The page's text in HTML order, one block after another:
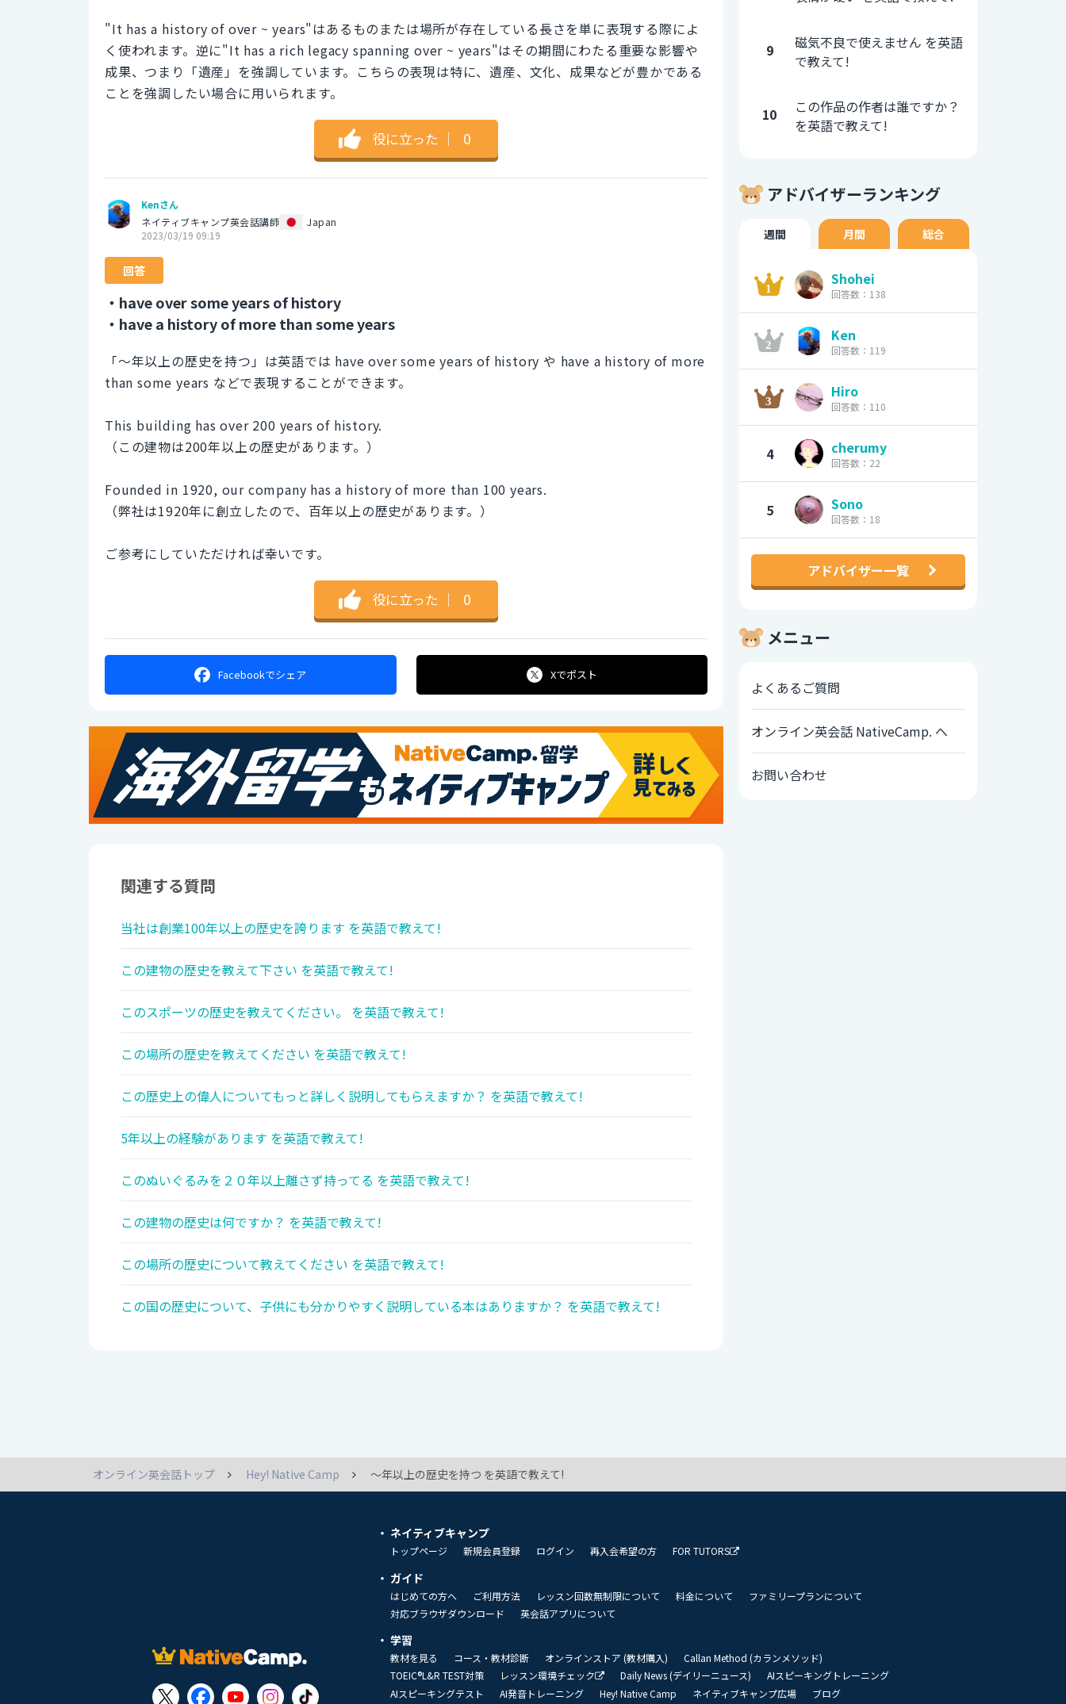
"It has a history of over ~ years"はあるものまたは場所が存在している長さを単に表現する際によ
く使われます。逆に"It has a rich legacy spanning over ~ years"はその期間にわたる重要な影響や
成果、つまり「遺産」を強調しています。こちらの表現は特に、遺産、文化、成果などが豊かである
ことを強調したい場合に用いられます。
役に立った ｜ 0
Kenさん
ネイティブキャンプ英会話講師
Japan
2023/03/19 09:19
回答
・have over some years of history
・have a history of more than some years
「〜年以上の歴史を持つ」は英語では have over some years of history や have a history of more
than some years などで表現することができます。
This building has over 200 years of history.
（この建物は200年以上の歴史があります。）
Founded in 1920, our company has a history of more than 100 years.
（弊社は1920年に創立したので、百年以上の歴史があります。）
ご参考にしていただければ幸いです。
役に立った ｜ 0
Facebookでシェア Xでポスト
関連する質問
当社は創業100年以上の歴史を誇ります を英語で教えて!
この建物の歴史を教えて下さい を英語で教えて!
このスポーツの歴史を教えてください。 を英語で教えて!
この場所の歴史を教えてください を英語で教えて!
この歴史上の偉人についてもっと詳しく説明してもらえますか？ を英語で教えて!
5年以上の経験があります を英語で教えて!
このぬいぐるみを２０年以上離さず持ってる を英語で教えて!
この建物の歴史は何ですか？ を英語で教えて!
この場所の歴史について教えてください を英語で教えて!
この国の歴史について、子供にも分かりやすく説明している本はありますか？ を英語で教えて!
9
磁気不良で使えません を英語
で教えて!
10
この作品の作者は誰ですか？
を英語で教えて!
アドバイザーランキング
週間 月間 総合
Shohei
回答数：138
Ken
回答数：119
Hiro
回答数：110
4 cherumy
回答数：22
5 Sono
回答数：18
アドバイザー一覧
メニュー
よくあるご質問
オンライン英会話 NativeCamp. へ
お問い合わせ
オンライン英会話トップ Hey! Native Camp 〜年以上の歴史を持つ を英語で教えて!
ネイティブキャンプ
トップページ 新規会員登録 ログイン 再入会希望の方 FOR TUTORS
ガイド
はじめての方へ ご利用方法 レッスン回数無制限について 料金について
ファミリープランについて
対応ブラウザダウンロード
英会話アプリについて
学習
教材を見る コース・教材診断 オンラインストア (教材購入)
Callan Method (カランメソッド)
TOEIC®L&R TEST対策
レッスン環境チェック Daily News (デイリーニュース)
AIスピーキングトレーニング
AIスピーキングテスト
AI発音トレーニング Hey! Native Camp ネイティブキャンプ広場 ブログ